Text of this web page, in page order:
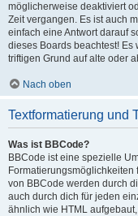
möglicherweise deaktiviert
Zeit vergangen. Es ist auch
einfach eine Antwort darauf
dieses Boards beachtest!
triftigen Grund auf alte oder
Nach oben
Textformatierung und
Was ist BBCode?
BBCode ist eine spezielle
Formatierungsmöglichkeiten
von BBCode werden durch
auch durch dich für jeden
ähnlich wie HTML aufgebaut,